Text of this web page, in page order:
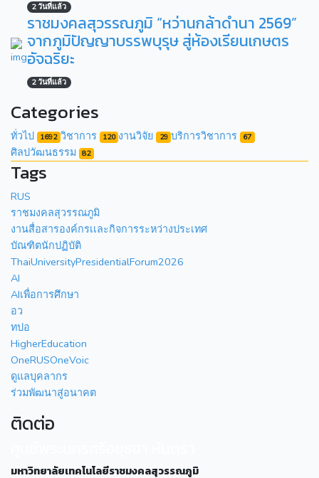
2 วันที่แล้ว
ราชมงคลสุวรรณภูมิ “หว่านกล้าดำนา 2569”
จากภูมิปัญญาบรรพบุรุษ สู่ห้องเรียนเกษตร
อัจฉริยะ
2 วันที่แล้ว
Categories
ทั่วไป 1692 วิชาการ 120 งานวิจัย 29 บริการวิชาการ 67
ศิลปวัฒนธรรม 82
Tags
RUS
ราชมงคลสุวรรณภูมิ
งานสื่อสารองค์กรเเละกิจการระหว่างประเทศ
บัณฑิตนักปฏิบัติ
ThaiUniversityPresidentialForum2026
AI
AIเพื่อการศึกษา
อว
ทปอ
HigherEducation
OneRUSOneVoic
ดูแลบุคลากร
ร่วมพัฒนาสู่อนาคต
ติดต่อ
มหาวิทยาลัยเทคโนโลยีราชมงคลสุวรรณภูมิ